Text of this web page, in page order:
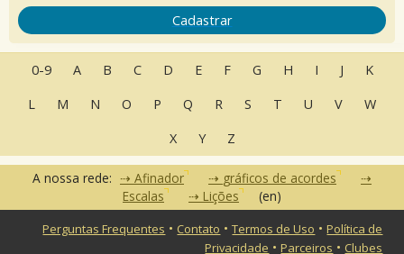
Cadastrar
0-9 A B C D E F G H I J
K
L
M N O P Q R S T U V
W
X
Y Z
A nossa rede: Afinador
gráficos de acordes
Escalas
Lições (en)
Perguntas Frequentes • Contato •Termos de Uso •Política de
Privacidade •Parceiros • Clubes